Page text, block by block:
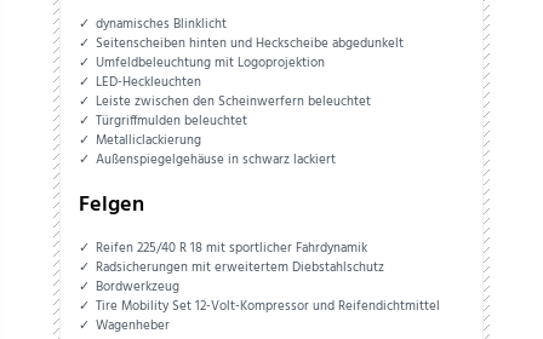
dynamisches Blinklicht
Seitenscheiben hinten und Heckscheibe abgedunkelt
Umfeldbeleuchtung mit Logoprojektion
LED-Heckleuchten
Leiste zwischen den Scheinwerfern beleuchtet
Türgriffmulden beleuchtet
Metalliclackierung
Außenspiegelgehäuse in schwarz lackiert
Felgen
Reifen 225/40 R 18 mit sportlicher Fahrdynamik
Radsicherungen mit erweitertem Diebstahlschutz
Bordwerkzeug
Tire Mobility Set 12-Volt-Kompressor und Reifendichtmittel
Wagenheber